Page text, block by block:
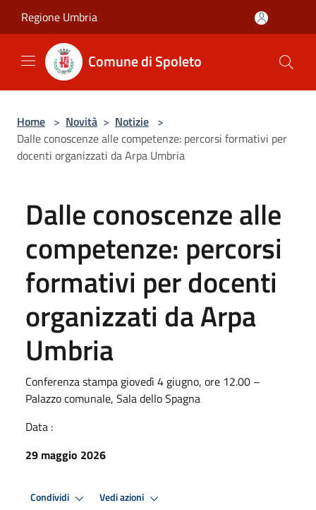
Regione Umbria
Comune di Spoleto
Home > Novità > Notizie >
Dalle conoscenze alle competenze: percorsi formativi per
docenti organizzati da Arpa Umbria
Dalle conoscenze alle
competenze: percorsi
formativi per docenti
organizzati da Arpa
Umbria
Conferenza stampa giovedì 4 giugno, ore 12.00 –
Palazzo comunale, Sala dello Spagna
Data :
29 maggio 2026
Condividi Vedi azioni